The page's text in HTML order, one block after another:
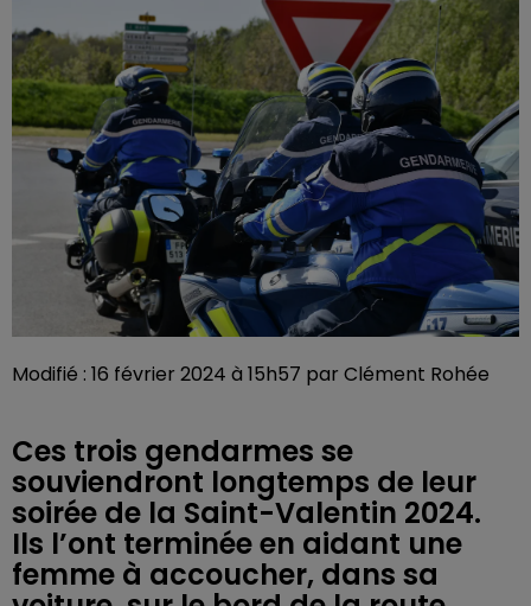
Modifié : 16 février 2024 à 15h57 par Clément Rohée
Ces trois gendarmes se
souviendront longtemps de leur
soirée de la Saint-Valentin 2024.
Ils l’ont terminée en aidant une
femme à accoucher, dans sa